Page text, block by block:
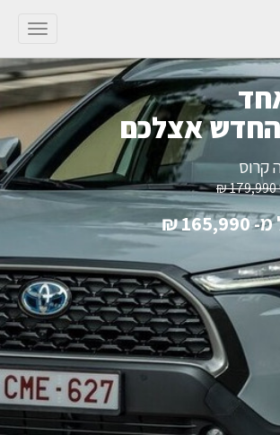
החדש אצלכם
קרוס
179,990 ₪
מ-165,990 ₪